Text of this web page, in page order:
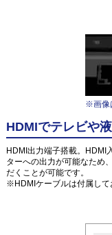
※画像
HDMIでテレビや
HDMI出力端子搭載。HDMI
ターへの出力が可能なため
だくことが可能です。
※HDMIケーブルは付属して